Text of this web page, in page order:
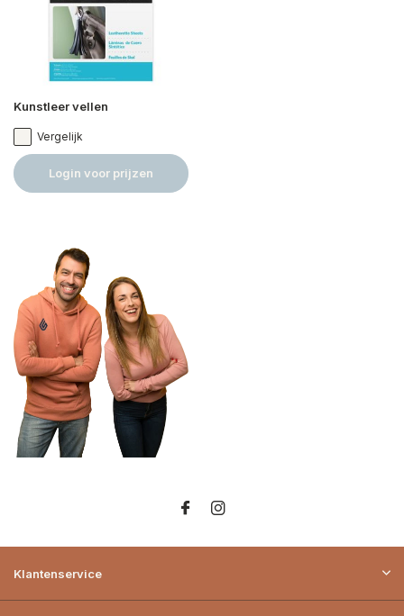
Kunstleer vellen
Vergelijk
Login voor prijzen
Klantenservice